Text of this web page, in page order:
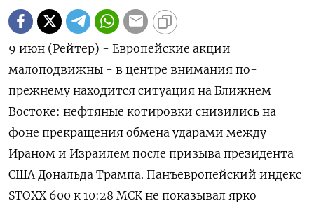
9 июн (Рейтер) - Европейские акции
малоподвижны - в центре внимания по-
прежнему находится ситуация ‌на Ближнем
Востоке: нефтяные котировки снизились на
фоне прекращения обмена ​ударами между ​
Ираном ​и Израилем после ⁠призыва президента
‌США Дональда Трампа. Панъевропейский индекс
‌STOXX 600 к 10:28 МСК ​не показывал ярко